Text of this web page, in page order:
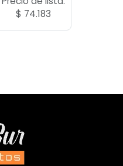
$ 74.183